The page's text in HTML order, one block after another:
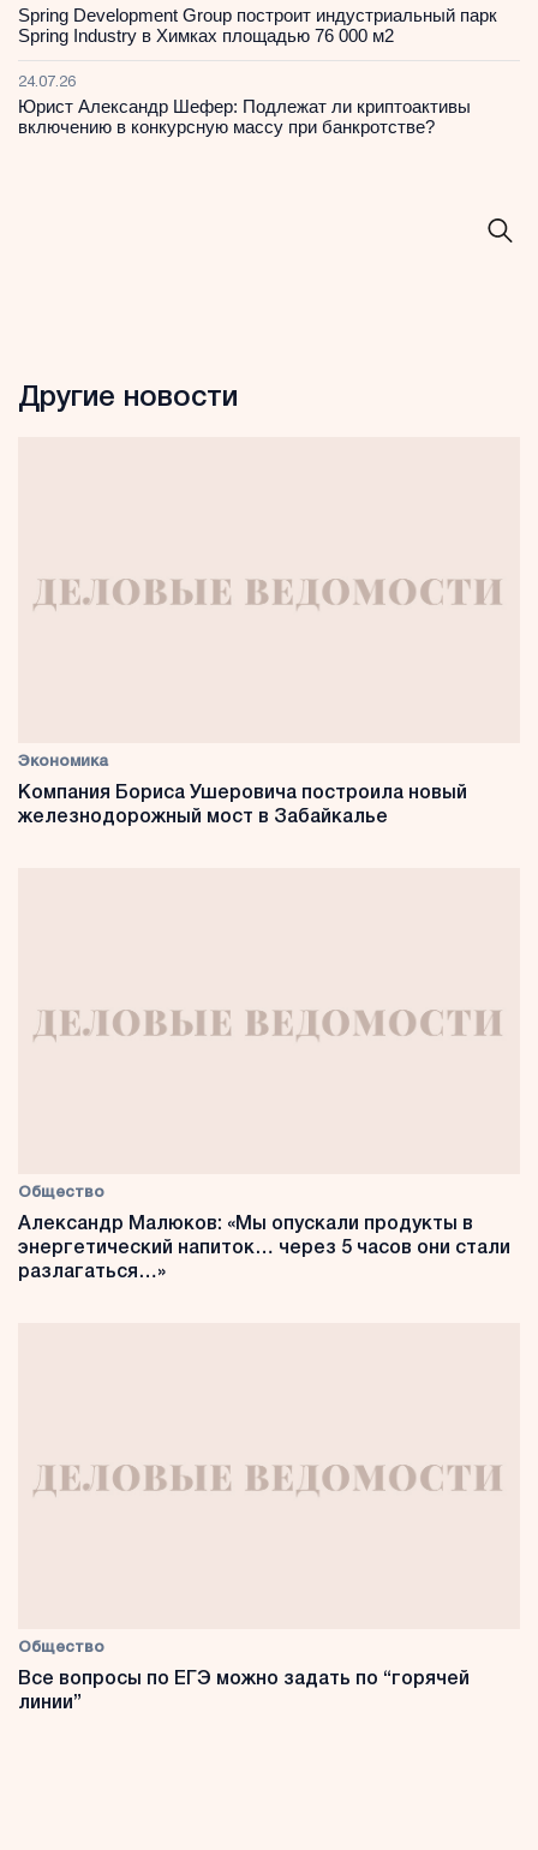
Spring Development Group построит индустриальный парк
Spring Industry в Химках площадью 76 000 м2
24.07.26
Юрист Александр Шефер: Подлежат ли криптоактивы
включению в конкурсную массу при банкротстве?
Другие новости
Экономика
Компания Бориса Ушеровича построила новый
железнодорожный мост в Забайкалье
Общество
Александр Малюков: «Мы опускали продукты в
энергетический напиток… через 5 часов они стали
разлагаться…»
Общество
Все вопросы по ЕГЭ можно задать по “горячей
линии”